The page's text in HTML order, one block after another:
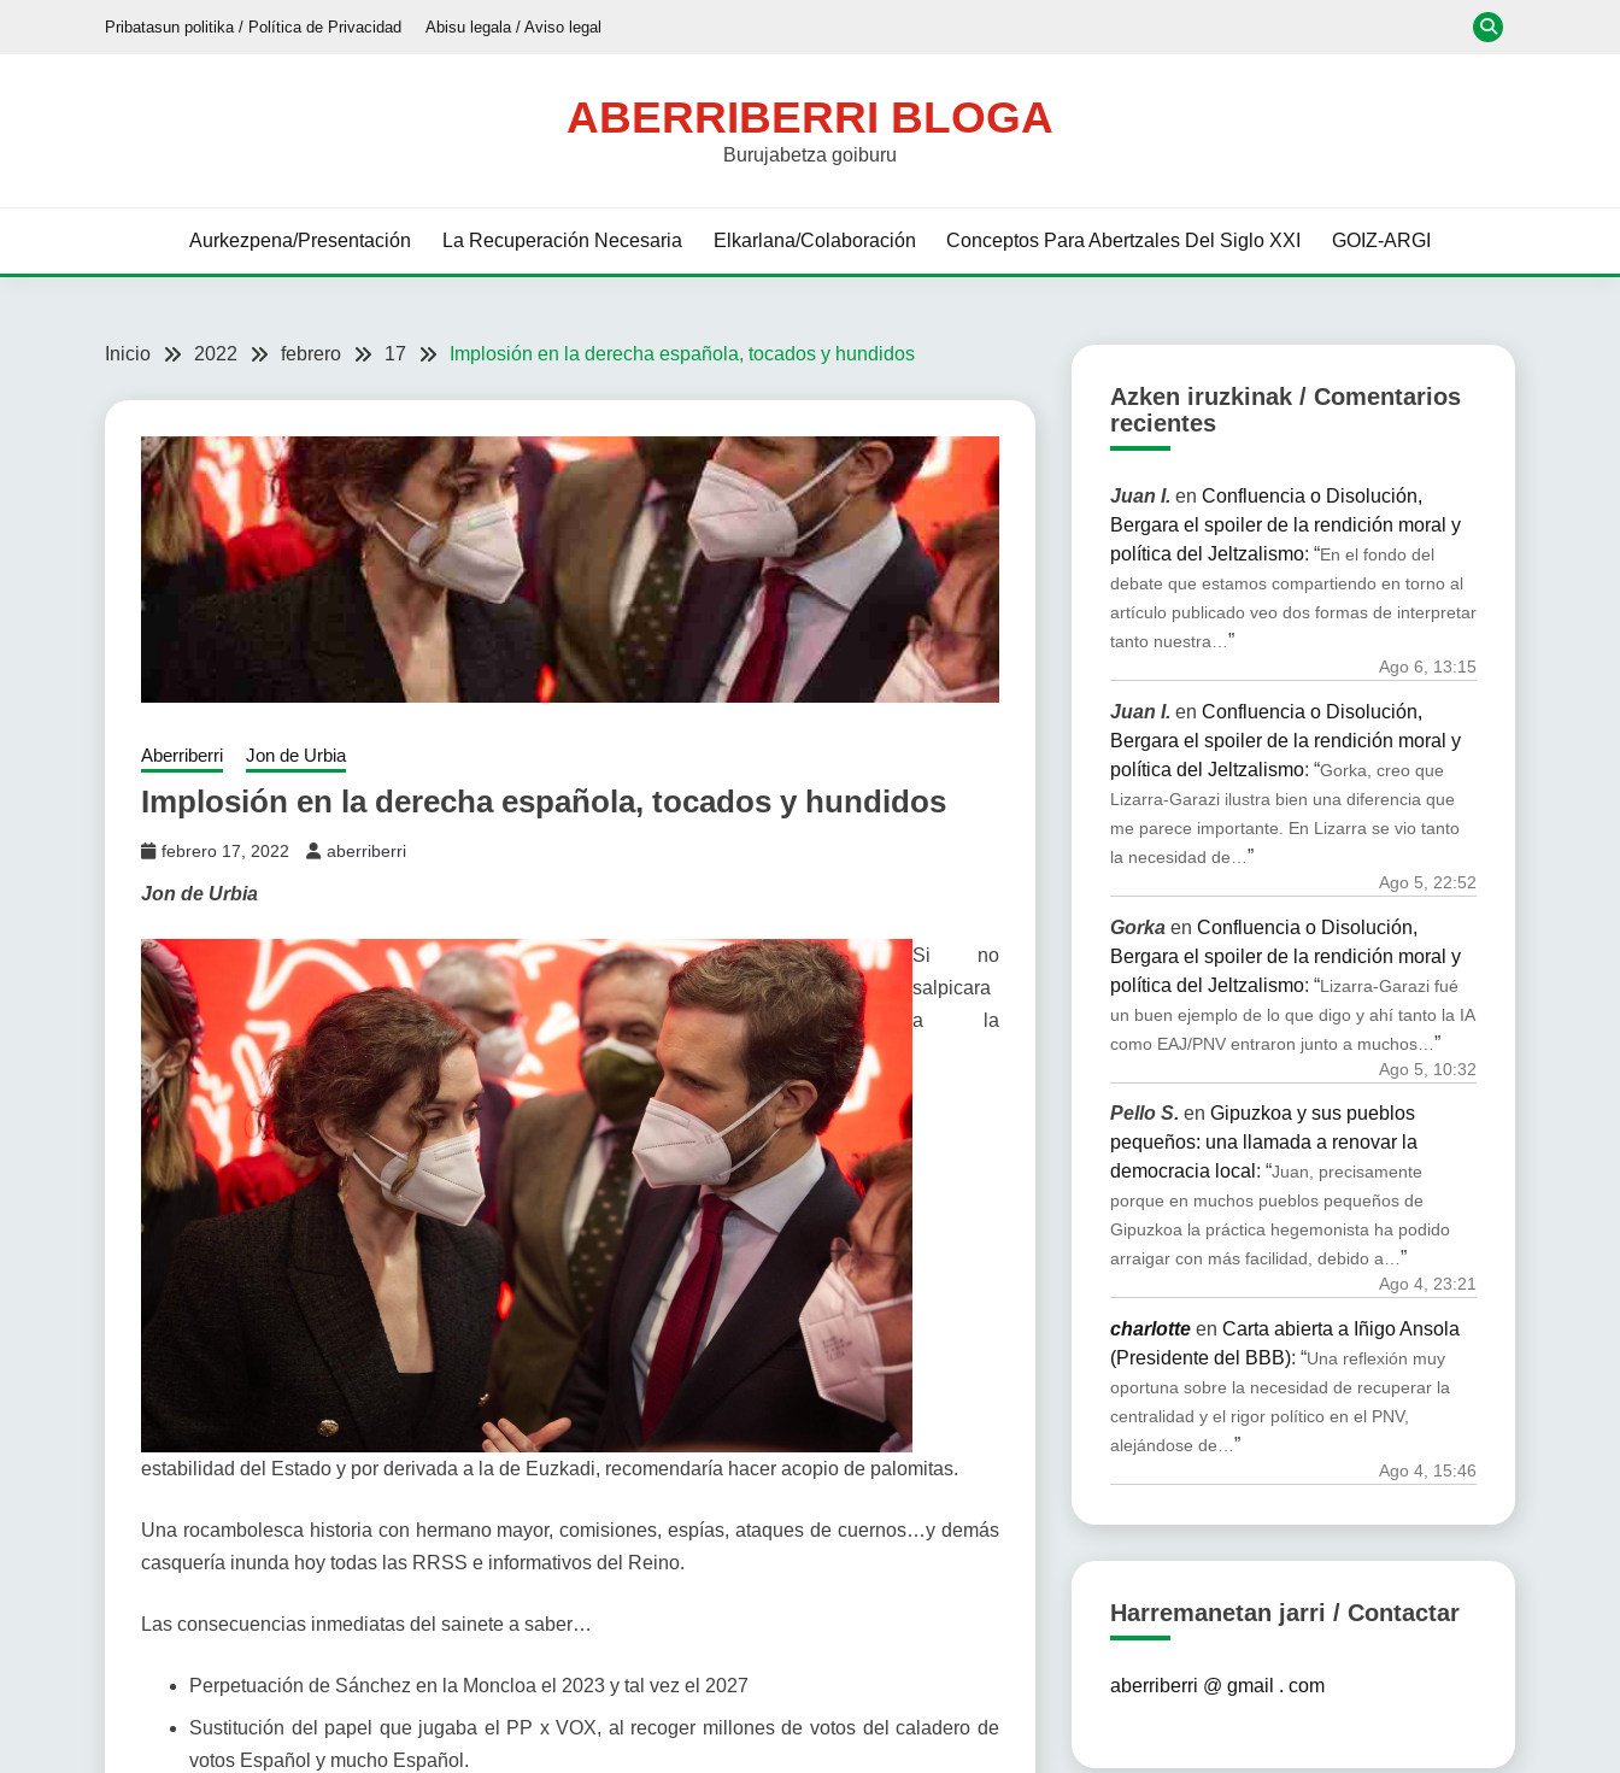
Pribatasun politika / Política de Privacidad Abisu legala / Aviso legal
ABERRIBERRI BLOGA
Burujabetza goiburu
Aurkezpena/Presentación La Recuperación Necesaria Elkarlana/Colaboración Conceptos Para Abertzales Del Siglo XXI GOIZ-ARGI
Inicio 2022 febrero 17 Implosión en la derecha española, tocados y hundidos
Aberriberri Jon de Urbia
Implosión en la derecha española, tocados y hundidos
febrero 17, 2022 aberriberri
Jon de Urbia
Si no
salpicara
a la
estabilidad del Estado y por derivada a la de Euzkadi, recomendaría hacer acopio de palomitas.
Una rocambolesca historia con hermano mayor, comisiones, espías, ataques de cuernos…y demás
casquería inunda hoy todas las RRSS e informativos del Reino.
Las consecuencias inmediatas del sainete a saber…
Perpetuación de Sánchez en la Moncloa el 2023 y tal vez el 2027
Sustitución del papel que jugaba el PP x VOX, al recoger millones de votos del caladero de
votos Español y mucho Español.
Azken iruzkinak / Comentarios
recientes
Juan I. en Confluencia o Disolución,
Bergara el spoiler de la rendición moral y
política del Jeltzalismo: “En el fondo del
debate que estamos compartiendo en torno al
artículo publicado veo dos formas de interpretar
tanto nuestra…”
Ago 6, 13:15
Juan I. en Confluencia o Disolución,
Bergara el spoiler de la rendición moral y
política del Jeltzalismo: “Gorka, creo que
Lizarra-Garazi ilustra bien una diferencia que
me parece importante. En Lizarra se vio tanto
la necesidad de… ”
Ago 5, 22:52
Gorkaen Confluencia o Disolución,
Bergara el spoiler de la rendición moral y
política del Jeltzalismo: “Lizarra-Garazi fué
un buen ejemplo de lo que digo y ahí tanto la IA
como EAJ/PNV entraron junto a muchos… ”
Ago 5, 10:32
Pello S. en Gipuzkoa y sus pueblos
pequeños: una llamada a renovar la
democracia local : “Juan, precisamente
porque en muchos pueblos pequeños de
Gipuzkoa la práctica hegemonista ha podido
arraigar con más facilidad, debido a…”
Ago 4, 23:21
charlotteen Carta abierta a Iñigo Ansola
(Presidente del BBB): “Una reflexión muy
oportuna sobre la necesidad de recuperar la
centralidad y el rigor político en el PNV,
alejándose de…”
Ago 4, 15:46
Harremanetan jarri / Contactar
aberriberri @ gmail . com